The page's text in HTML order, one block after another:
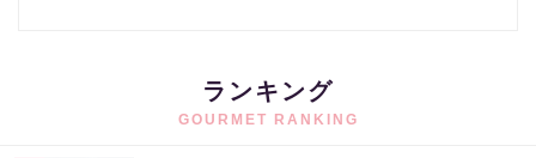
ランキング
GOURMET RANKING